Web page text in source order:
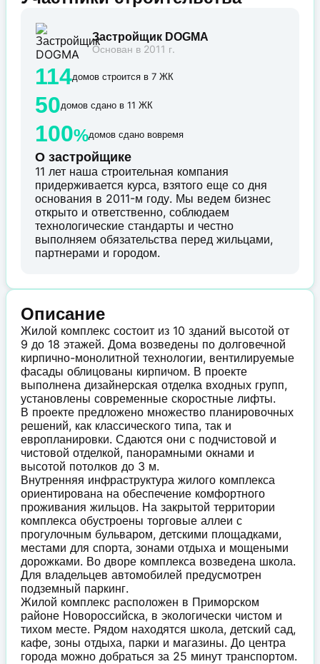
Застройщик DOGMA
Основан в 2011 г.
114домов строится в 7 ЖК
50домов сдано в 11 ЖК
100%домов сдано вовремя
О застройщике
11 лет наша строительная компания
придерживается курса, взятого еще со дня
основания в 2011-м году. Мы ведем бизнес
открыто и ответственно, соблюдаем
технологические стандарты и честно
выполняем обязательства перед жильцами,
партнерами и городом.
Описание
Жилой комплекс состоит из 10 зданий высотой от
9 до 18 этажей. Дома возведены по долговечной
кирпично-монолитной технологии, вентилируемые
фасады облицованы кирпичом. В проекте
выполнена дизайнерская отделка входных групп,
установлены современные скоростные лифты.
В проекте предложено множество планировочных
решений, как классического типа, так и
европланировки. Сдаются они с подчистовой и
чистовой отделкой, панорамными окнами и
высотой потолков до 3 м.
Внутренняя инфраструктура жилого комплекса
ориентирована на обеспечение комфортного
проживания жильцов. На закрытой территории
комплекса обустроены торговые аллеи с
прогулочным бульваром, детскими площадками,
местами для спорта, зонами отдыха и мощеными
дорожками. Во дворе комплекса возведена школа.
Для владельцев автомобилей предусмотрен
подземный паркинг.
Жилой комплекс расположен в Приморском
районе Новороссийска, в экологически чистом и
тихом месте. Рядом находятся школа, детский сад,
кафе, зоны отдыха, парки и магазины. До центра
города можно добраться за 25 минут транспортом.